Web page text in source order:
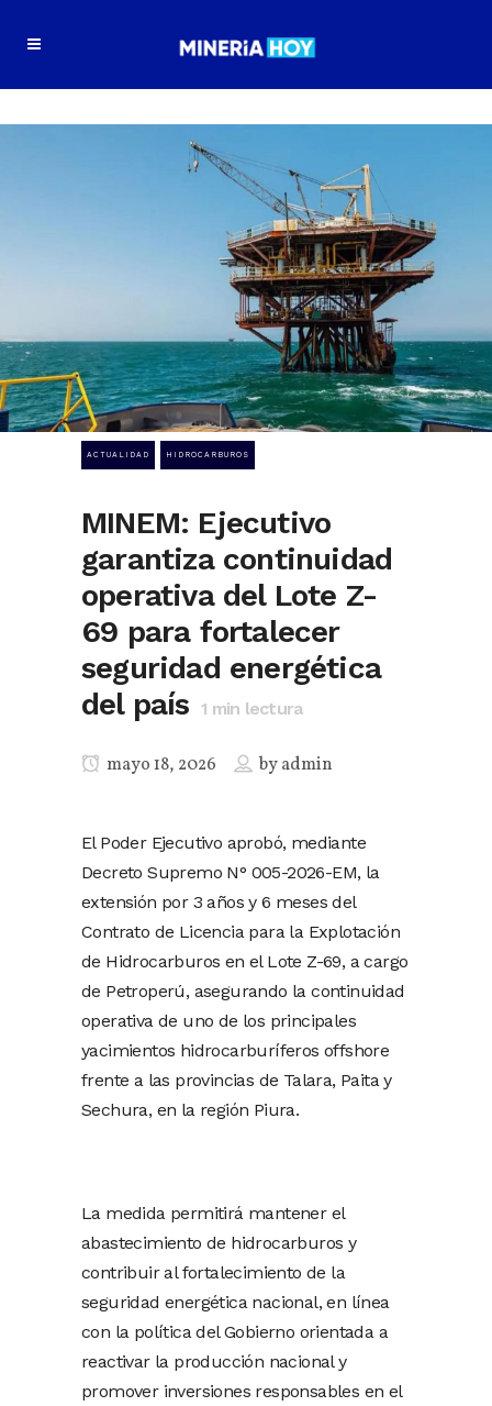
ACTUALIDAD HIDROCARBUROS
MINEM: Ejecutivo
garantiza continuidad
operativa del Lote Z-
69 para fortalecer
seguridad energética
del país 1 min lectura
mayo 18, 2026 byadmin
El Poder Ejecutivo aprobó, mediante
Decreto Supremo N° 005-2026-EM, la
extensión por 3 años y 6 meses del
Contrato de Licencia para la Explotación
de Hidrocarburos en el Lote Z-69, a cargo
de Petroperú, asegurando la continuidad
operativa de uno de los principales
yacimientos hidrocarburíferos offshore
frente a las provincias de Talara, Paita y
Sechura, en la región Piura.
La medida permitirá mantener el
abastecimiento de hidrocarburos y
contribuir al fortalecimiento de la
seguridad energética nacional, en línea
con la política del Gobierno orientada a
reactivar la producción nacional y
promover inversiones responsables en el